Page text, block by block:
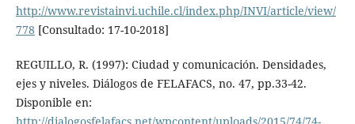
http://www.revistainvi.uchile.cl/index.php/INVI/article/view/
778 [Consultado: 17-10-2018]
REGUILLO, R. (1997): Ciudad y comunicación. Densidades,
ejes y niveles. Diálogos de FELAFACS, no. 47, pp.33-42.
Disponible en: